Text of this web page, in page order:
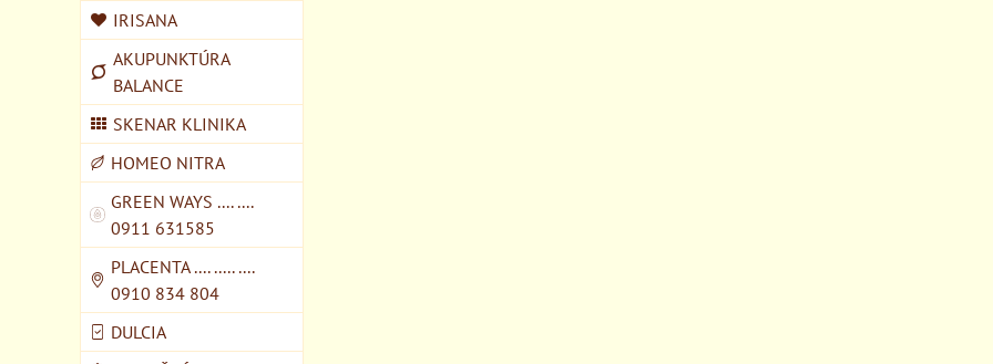
IRISANA
AKUPUNKTÚRA
BALANCE
SKENAR KLINIKA
HOMEO NITRA
GREEN WAYS .... ....
0911 631585
PLACENTA .... ..... ....
0910 834 804
DULCIA